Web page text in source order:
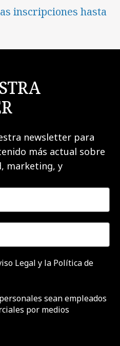
inscripciones hasta
newsletter para
más actual sobre
marketing, y
Legal y la Política de
sean empleados
por medios